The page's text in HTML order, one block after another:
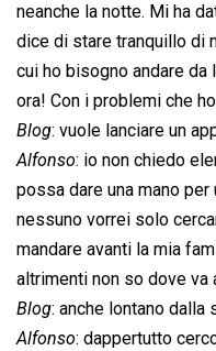
neanche la notte. Mi ha
dice di stare tranquillo di
cui ho bisogno andare
ora! Con i problemi che ho
Blog: vuole lanciare un
Alfonso: io non chiedo
possa dare una mano
nessuno vorrei solo
mandare avanti la mia
altrimenti non so dove va
Blog: anche lontano dalla
Alfonso: dappertutto